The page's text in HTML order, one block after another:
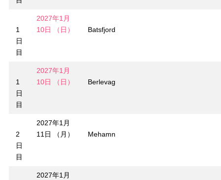
1
日
目
2027年1月
10日 （日）
Batsfjord
1
日
目
2027年1月
10日 （日）
Berlevag
2
日
目
2027年1月
11日 （月）
Mehamn
2027年1月